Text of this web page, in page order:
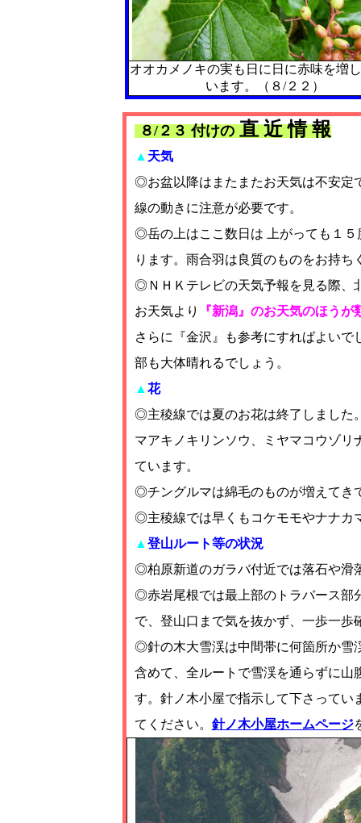
オオカメノキの実も日に日に赤味を増
います。（８/２２）
８/２３ 付けの直 近 情 報
▲ 天気
◎お盆以降はまたまたお天気は不安定
線の動きに注意が必要です。
◎岳の上はここ数日は 上がっても１
ります。雨合羽は良質のものをお持
◎ＮＨＫテレビの天気予報を見る際、
お天気より
『新潟』のお天気のほうが
さらに『金沢』も参考にすればよい
部も大体晴れるでしょう。
▲ 花
◎主稜線では夏のお花は終了しました
マアキノキリンソウ、ミヤマコウゾ
ています。
◎チングルマは綿毛のものが増えてき
◎主稜線では早くもコケモモやナナカ
▲ 登山ルート等の状況
◎柏原新道のガラバ付近では落石や滑
◎赤岩尾根では最上部のトラバース部
で、登山口まで気を抜かず、一歩一
◎針の木大雪渓は中間帯に何箇所か雪
含めて、全ルートで雪渓を通らずに山
す。針ノ木小屋で指示して下さってい
てください。 針ノ木小屋ホームページ